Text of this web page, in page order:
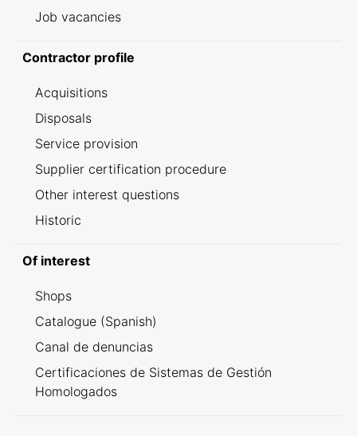
Job vacancies
Contractor profile
Acquisitions
Disposals
Service provision
Supplier certification procedure
Other interest questions
Historic
Of interest
Shops
Catalogue (Spanish)
Canal de denuncias
Certificaciones de Sistemas de Gestión
Homologados